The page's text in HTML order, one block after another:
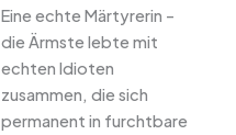
Eine echte Märtyrerin –
die Ärmste lebte mit
echten Idioten
zusammen, die sich
permanent in furchtbare